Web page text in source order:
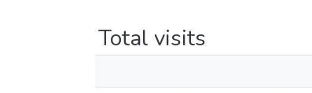
Total visits